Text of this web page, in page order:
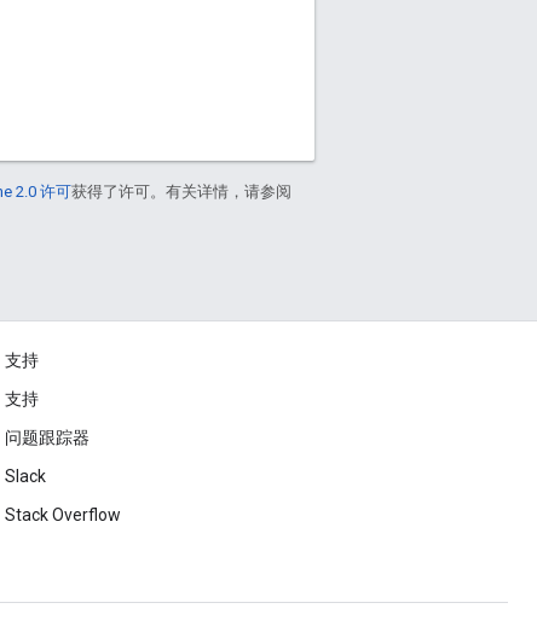
2.0 许可获得了许可。有关详情，请参阅
支持
支持
问题跟踪器
Slack
Stack Overflow